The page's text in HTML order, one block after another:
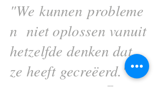
"We kunnen probleme
n niet oplossen vanuit
hetzelfde denken dat
ze heeft gecreëerd."
- Einstein